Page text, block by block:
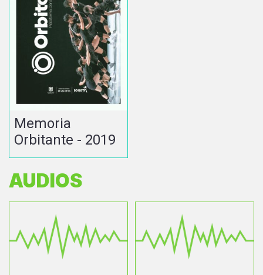
Memoria
Orbitante - 2019
AUDIOS